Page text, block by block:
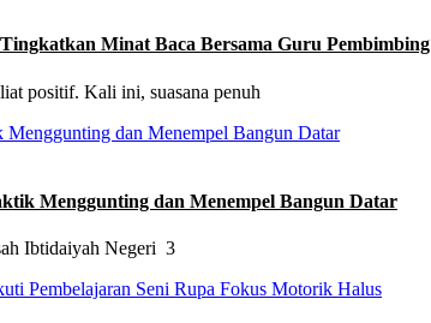
Minat Baca Bersama Guru Pembimbing
positif. Kali ini, suasana penuh
Menggunting dan Menempel Bangun Datar
Ibtidaiyah Negeri 3